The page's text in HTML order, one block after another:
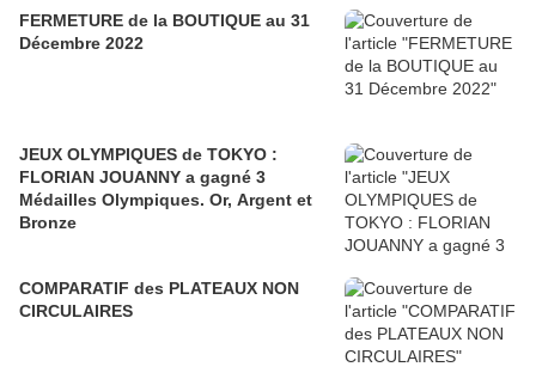
FERMETURE de la BOUTIQUE au 31
Décembre 2022
JEUX OLYMPIQUES de TOKYO :
FLORIAN JOUANNY a gagné 3
Médailles Olympiques. Or, Argent et
Bronze
COMPARATIF des PLATEAUX NON
CIRCULAIRES